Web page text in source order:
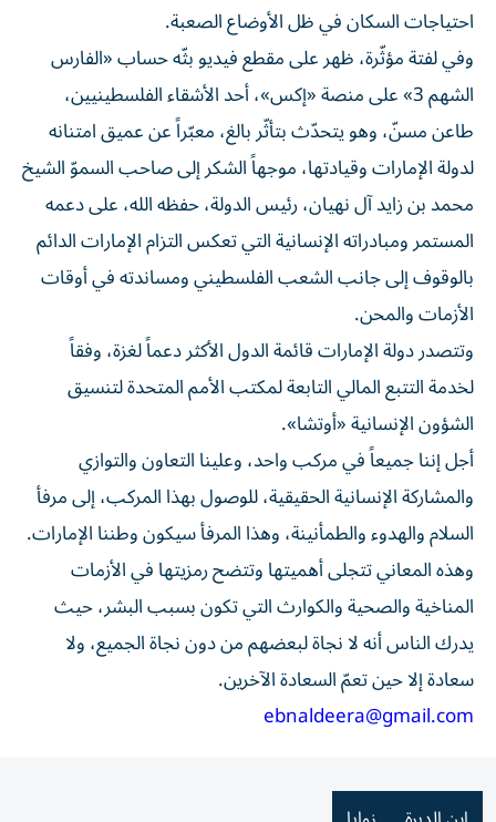
احتياجات السكان في ظل الأوضاع الصعبة.
وفي لفتة مؤثّرة، ظهر على مقطع فيديو بثّه حساب «الفارس
الشهم 3» على منصة «إكس»، أحد الأشقاء الفلسطينيين،
طاعن مسنّ، وهو يتحدّث بتأثّر بالغ، معبّراً عن عميق امتنانه
لدولة الإمارات وقيادتها، موجهاً الشكر إلى صاحب السموّ الشيخ
محمد بن زايد آل نهيان، رئيس الدولة، حفظه الله، على دعمه
المستمر ومبادراته الإنسانية التي تعكس التزام الإمارات الدائم
بالوقوف إلى جانب الشعب الفلسطيني ومساندته في أوقات
الأزمات والمحن.
وتتصدر دولة الإمارات قائمة الدول الأكثر دعماً لغزة، وفقاً
لخدمة التتبع المالي التابعة لمكتب الأمم المتحدة لتنسيق
الشؤون الإنسانية «أوتشا».
أجل إننا جميعاً في مركب واحد، وعلينا التعاون والتوازي
والمشاركة الإنسانية الحقيقية، للوصول بهذا المركب، إلى مرفأ
السلام والهدوء والطمأنينة، وهذا المرفأ سيكون وطننا الإمارات.
وهذه المعاني تتجلى أهميتها وتتضح رمزيتها في الأزمات
المناخية والصحية والكوارث التي تكون بسبب البشر، حيث
يدرك الناس أنه لا نجاة لبعضهم من دون نجاة الجميع، ولا
سعادة إلا حين تعمّ السعادة الآخرين.
ebnaldeera@gmail.com